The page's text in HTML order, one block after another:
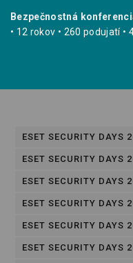
Bezpečnostná
• 12 rokov • 260 podujatí
ESET SECURITY DAYS
ESET SECURITY DAYS
ESET SECURITY DAYS
ESET SECURITY DAYS
ESET SECURITY DAYS
ESET SECURITY DAYS